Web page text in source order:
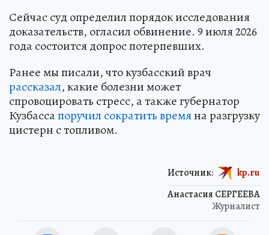
Сейчас суд определил порядок исследования
доказательств, огласил обвинение. 9 июля 2026
года состоится допрос потерпевших.
Ранее мы писали, что кузбасский врач
рассказал, какие болезни может
спровоцировать стресс, а также губернатор
Кузбассапоручил сократить времяна разгрузку
цистерн с топливом.
Анастасия СЕРГЕЕВА
Журналист
Источник: kp.ru